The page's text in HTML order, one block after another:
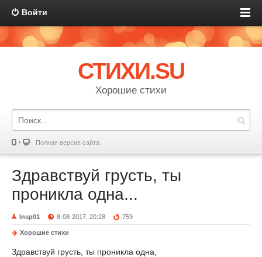
Войти
СТИХИ.SU
Хорошие стихи
Полная версия сайта
Здравствуй грусть, ты
проникла одна...
Insp01 8-08-2017, 20:28 759
Хорошие стихи
Здравствуй грусть, ты проникла одна,